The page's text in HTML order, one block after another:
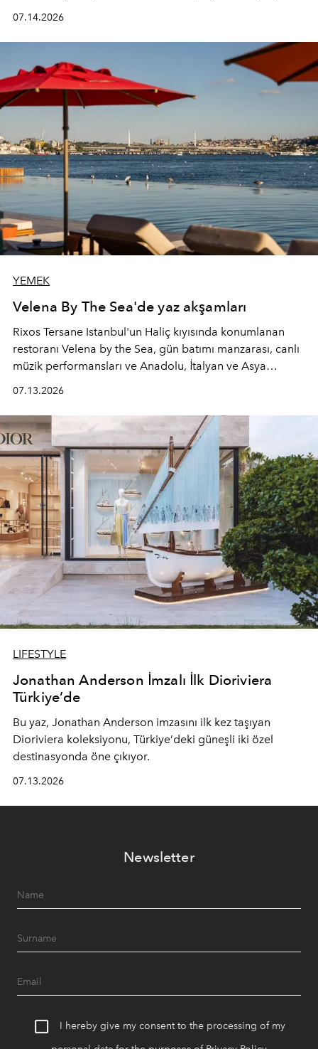
(savoir-faire) buluşan parçalara dönüştürmek.
07.14.2026
YEMEK
Velena By The Sea'de yaz akşamları
Rixos Tersane Istanbul'un Haliç kıyısında konumlanan
restoranı Velena by the Sea, gün batımı manzarası, canlı
müzik performansları ve Anadolu, İtalyan ve Asya
devam ediyor.
07.13.2026
LIFESTYLE
Jonathan Anderson İmzalı İlk Dioriviera
Türkiye’de
Bu yaz, Jonathan Anderson imzasını ilk kez taşıyan
Dioriviera koleksiyonu, Türkiye’deki güneşli iki özel
destinasyonda öne çıkıyor.
07.13.2026
Newsletter
I hereby give my consent to the processing of my